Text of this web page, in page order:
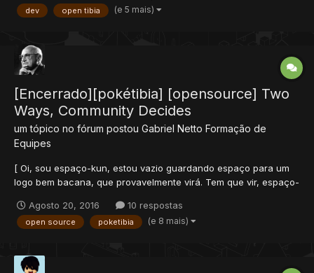
dev open tibia (e 5 mais)
[Encerrado][pokétibia] [opensource] Two
Ways, Community Decides
um tópico no fórum postou Gabriel Netto Formação de
Equipes
[ Oi, sou espaço-kun, estou vazio guardando espaço para um
logo bem bacana, que provavelmente virá. Tem que vir, espaço-
comunidade OpenTibia brasileira, cerca de três ou quatro, eu
sempre quis contribuir de maneira gratificante com...
Agosto 20, 2016 10 respostas
open source poketibia (e 8 mais)